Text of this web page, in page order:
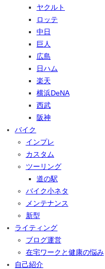
ヤクルト
ロッテ
中日
巨人
広島
日ハム
楽天
横浜DeNA
西武
阪神
バイク
インプレ
カスタム
ツーリング
道の駅
バイク小ネタ
メンテナンス
新型
ライティング
ブログ運営
在宅ワークと健康の悩み
自己紹介